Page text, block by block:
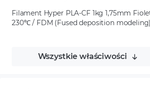
Filament Hyper PLA-CF 1kg 1,75mm
230℃ / FDM (Fused deposition
Wszystkie właściwości